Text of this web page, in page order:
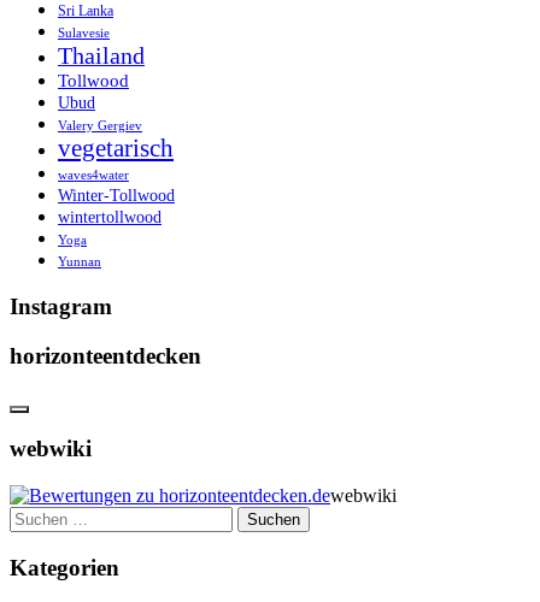
Sri Lanka
Sulavesie
Thailand
Tollwood
Ubud
Valery Gergiev
vegetarisch
waves4water
Winter-Tollwood
wintertollwood
Yoga
Yunnan
Instagram
horizonteentdecken
webwiki
webwiki
Suchen
nach:
Kategorien